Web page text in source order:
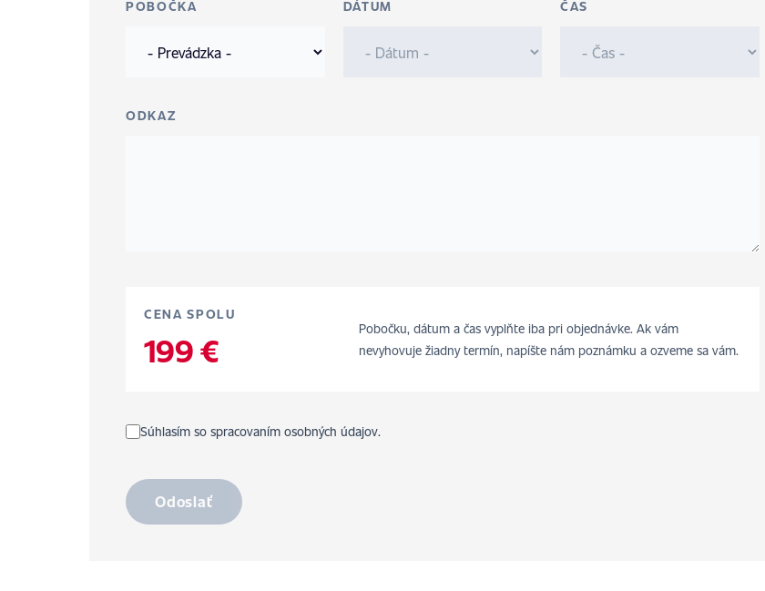
POBOČKA DÁTUM ČAS
ODKAZ
CENA SPOLU
199 €
Pobočku, dátum a čas vyplňte iba pri objednávke. Ak vám
nevyhovuje žiadny termín, napíšte nám poznámku a ozveme sa vám.
Súhlasím so spracovaním osobných údajov.
Odoslať